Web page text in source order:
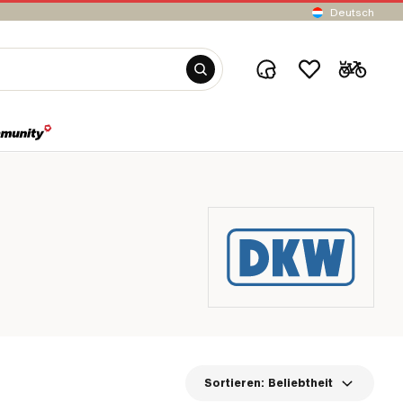
Deutsch
Sortieren: Beliebtheit